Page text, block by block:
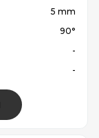
5 mm
90°
-
-